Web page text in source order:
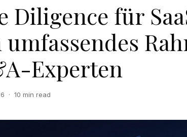
Diligence für
umfassendes
Experten
· 10 min read